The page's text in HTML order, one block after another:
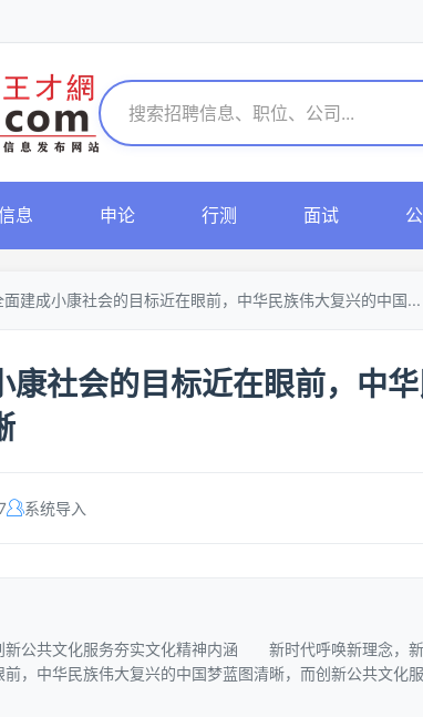
息 申论 行测 面试
面建成小康社会的目标近在眼前，中华民族伟大复兴的中国...
康社会的目标近在眼前，中
系统导入
共文化服务夯实文化精神内涵 新时代呼唤新理念，新
前，中华民族伟大复兴的中国梦蓝图清晰，而创新公共文化